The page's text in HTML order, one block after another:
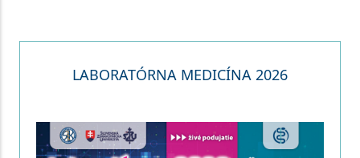
LABORATÓRNA MEDICÍNA 2026